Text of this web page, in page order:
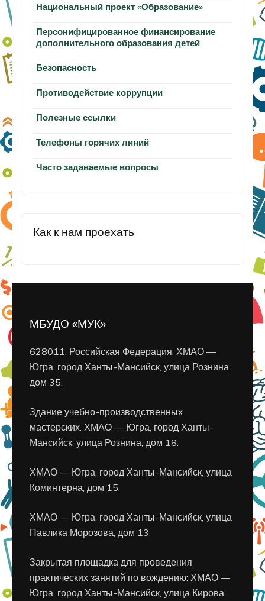
Национальный проект «Образование»
Персонифицированное финансирование
дополнительного образования детей
Безопасность
Противодействие коррупции
Полезные ссылки
Телефоны горячих линий
Часто задаваемые вопросы
Как к нам проехать
МБУДО «МУК»
628011, Российская Федерация, ХМАО —
Югра, город Ханты-Мансийск, улица Рознина,
дом 35.
Здание учебно-производственных
мастерских: ХМАО — Югра, город Ханты-
Мансийск, улица Рознина, дом 18.
ХМАО — Югра, город Ханты-Мансийск, улица
Коминтерна, дом 15.
ХМАО — Югра, город Ханты-Мансийск, улица
Павлика Морозова, дом 13.
Закрытая площадка для проведения
практических занятий по вождению: ХМАО —
Югра, город Ханты-Мансийск, улица Кирова,